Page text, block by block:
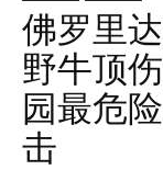
佛罗里
野牛顶
园最危
击